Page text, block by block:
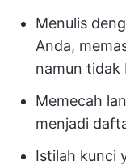
Menulis
Anda,
namun tidak
Memecah
menjadi
Istilah kunci